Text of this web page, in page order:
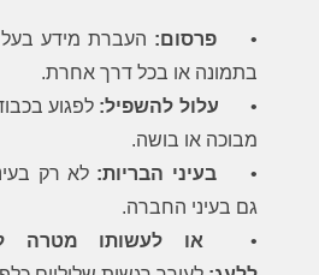
• פרסום: העברת מידע
בתמונה או בכל דרך אחרת.
•
עלול להשפיל: לפגוע
מבוכה או בושה.
•
בעיני הבריות: לא רק
גם בעיני החברה.
•
או לעשותו מטרה